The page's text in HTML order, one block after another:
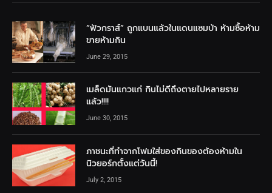
“ฟัวกราส์” ถูกแบนแล้วในแดนแซมบ้า ห้ามซื้อห้าม
ขายห้ามกิน
June 29, 2015
เมล็ดมันแกวแก่ กินไม่ดีถึงตายไปหลายราย
แล้ว!!!!
June 30, 2015
ภาชนะที่ทำจากโฟมใส่ของกินของต้องห้ามใน
นิวยอร์กตั้งแต่วันนี้!
July 2, 2015